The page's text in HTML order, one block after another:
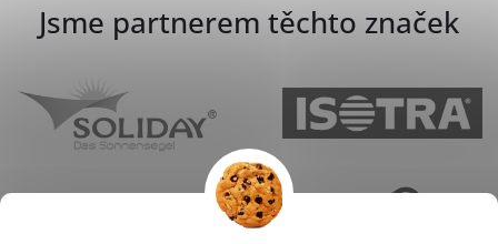
Jsme partnerem těchto značek